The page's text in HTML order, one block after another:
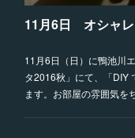
11月6日（日）に鴨池川
タ2016秋」にて、「DIY
ます。お部屋の雰囲気